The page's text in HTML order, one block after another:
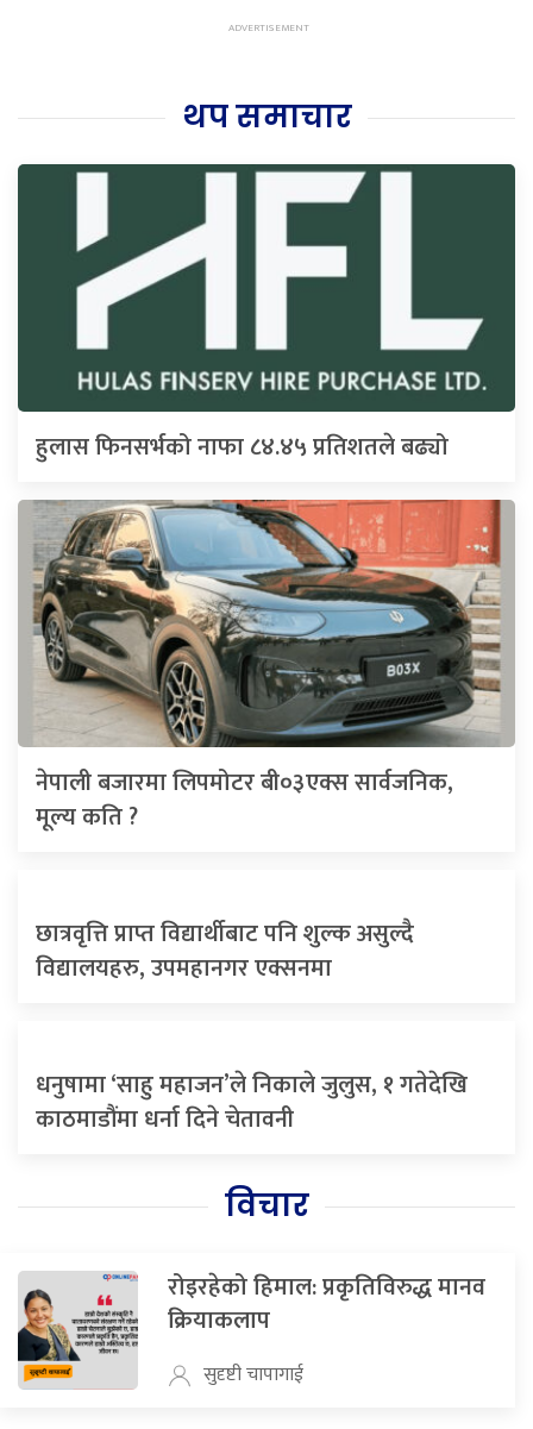
थप समाचार
हुलास फिनसर्भको नाफा ८४.४५ प्रतिशतले बढ्यो
नेपाली बजारमा लिपमोटर बी०३एक्स सार्वजनिक,
मूल्य कति ?
छात्रवृत्ति प्राप्त विद्यार्थीबाट पनि शुल्क असुल्दै
विद्यालयहरु, उपमहानगर एक्सनमा
धनुषामा ‘साहु महाजन’ले निकाले जुलुस, १ गतेदेखि
काठमाडौंमा धर्ना दिने चेतावनी
विचार
रोइरहेको हिमाल: प्रकृतिविरुद्ध मानव
क्रियाकलाप
सुदृष्टी चापागाई